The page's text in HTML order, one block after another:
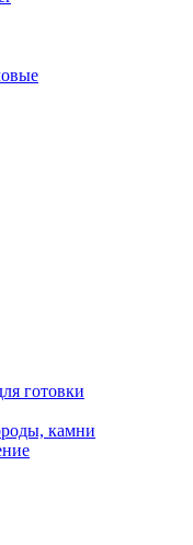
готовки
камни